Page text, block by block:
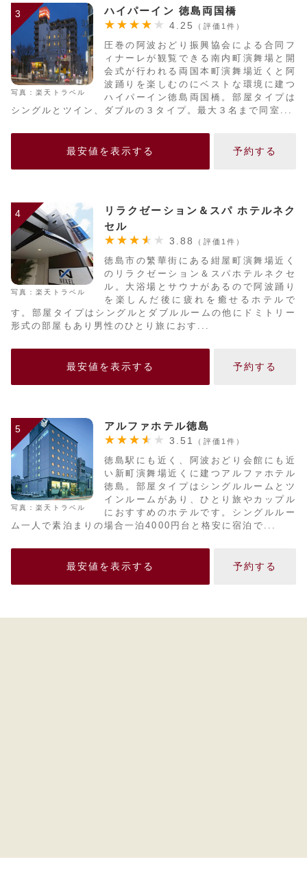
3
写真：楽天トラベル
ハイパーイン 徳島両国橋
4.25 （評価1件）
圧巻の阿波おどり振興協会による合同フ
ィナーレが観覧できる南内町演舞場と開
会式が行われる両国本町演舞場近くと阿
波踊りを楽しむのにベストな環境に建つ
ハイパーイン徳島両国橋。部屋タイプは
シングルとツイン、ダブルの３タイプ。最大３名まで同室...
最安値を表示する 予約する
4
写真：楽天トラベル
リラクゼーション＆スパ ホテルネク
セル
3.88 （評価1件）
徳島市の繁華街にある紺屋町演舞場近く
のリラクゼーション＆スパホテルネクセ
ル。大浴場とサウナがあるので阿波踊り
を楽しんだ後に疲れを癒せるホテルで
す。部屋タイプはシングルとダブルルームの他にドミトリー
形式の部屋もあり男性のひとり旅におす...
最安値を表示する 予約する
5
写真：楽天トラベル
アルファホテル徳島
3.51 （評価1件）
徳島駅にも近く、阿波おどり会館にも近
い新町演舞場近くに建つアルファホテル
徳島。部屋タイプはシングルルームとツ
インルームがあり、ひとり旅やカップル
におすすめのホテルです。シングルルー
ム一人で素泊まりの場合一泊4000円台と格安に宿泊で...
最安値を表示する 予約する